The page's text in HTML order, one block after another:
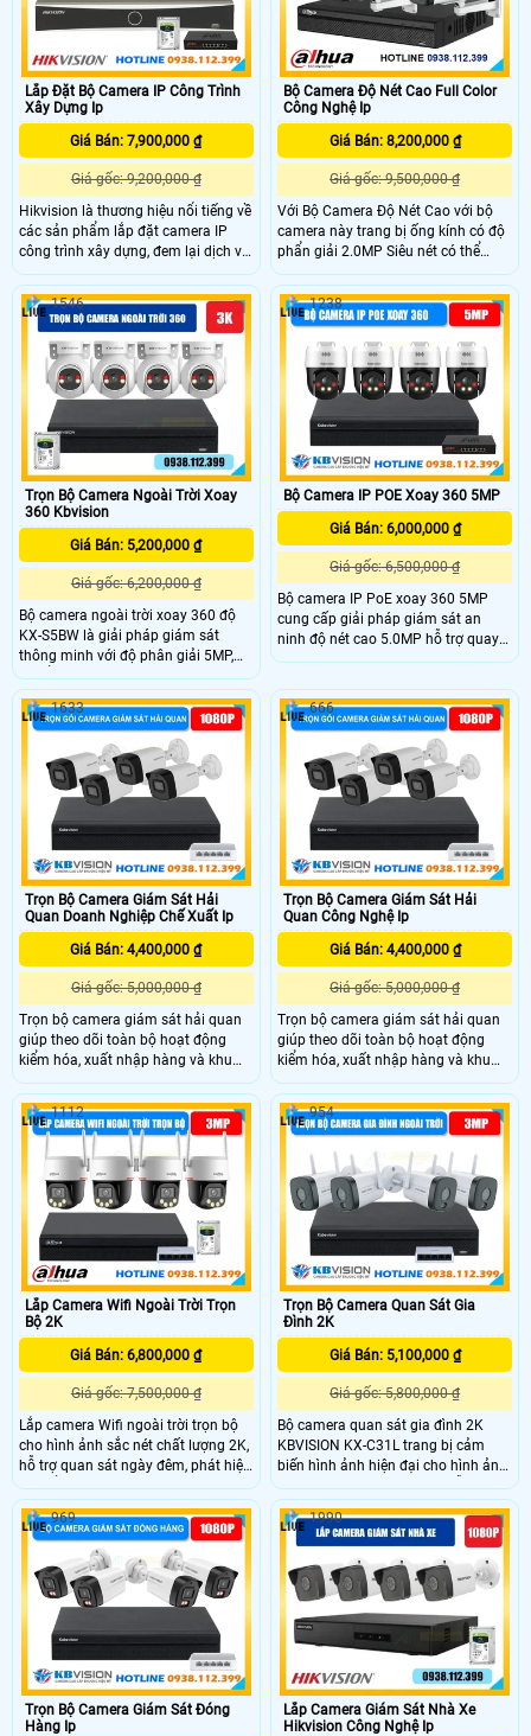
micro để có thể thu được âm thanh
Lắp Đặt Bộ Camera IP Công Trình
Xây Dựng Ip
Giá Bán: 7,900,000 ₫
Giá gốc: 9,200,000 ₫
Hikvision là thương hiệu nổi tiếng về
các sản phẩm lắp đặt camera IP
công trình xây dựng, đem lại dịch vụ
tốt và ứng dụng công nghệ mới. Bộ
camera IP của Hikvision được trang
bị tích hợp khả năng thu âm đáng
quan tâm, giúp người dùng dễ dàng
ghi lại âm thanh trong quá trình
giám sát
Bộ Camera Độ Nét Cao Full Color
Công Nghệ Ip
Giá Bán: 8,200,000 ₫
Giá gốc: 9,500,000 ₫
Với Bộ Camera Độ Nét Cao với bộ
camera này trang bị ống kính có độ
phẩn giải 2.0MP Siêu nét có thể
giám sát được hình ảnh có màu vào
ban đêm với khoảng cách lên đến
50m, sử dụng công nghệ cấp nguồn
qua dây mạng IP POe, đầu ghi lưu
trữ 4 kênh và đã bảo gồm ổ cưng
lưu trữ hình ảnh với dung lượng
500Gb
Trọn Bộ Camera Ngoài Trời Xoay
360 Kbvision
Giá Bán: 5,200,000 ₫
Giá gốc: 6,200,000 ₫
Bộ camera ngoài trời xoay 360 độ
KX-S5BW là giải pháp giám sát
thông minh với độ phân giải 5MP,
chuẩn nén H.265, tiết kiệm dung
lượng lưu trữ. Với ống kính cố định
góc nhìn 78°, đèn LED ánh sáng ấm
và hồng ngoại tầm xa 30m, thiết bị
đảm bảo quan sát ngày đêm. Tích
hợp các tính năng như phát hiện
người, xe, âm thanh bất thường,
cùng đàm thoại hai chiều.
1546
Bộ Camera IP POE Xoay 360 5MP
Giá Bán: 6,000,000 ₫
Giá gốc: 6,500,000 ₫
Bộ camera IP PoE xoay 360 5MP
cung cấp giải pháp giám sát an
ninh độ nét cao 5.0MP hỗ trợ quay
quét linh hoạt, ghi hình ban đêm có
minh và cảnh báo chủ động, công
nghệ PoE giúp lắp đặt gọn gàng, ổn
1238
Trọn Bộ Camera Giám Sát Hải
Quan Doanh Nghiệp Chế Xuất Ip
Giá Bán: 4,400,000 ₫
Giá gốc: 5,000,000 ₫
Trọn bộ camera giám sát hải quan
giúp theo dõi toàn bộ hoạt động
kiểm hóa, xuất nhập hàng và khu
vực kho bãi một cách minh bạch.
Hệ thống camera ghi hình rõ nét
ngày đêm, hỗ trợ lưu trữ và truy xuất
dữ liệu nhanh chóng, giúp cơ quan
quản lý và doanh nghiệp kiểm soát
quy trình hàng hóa hiệu quả.
1633
Trọn Bộ Camera Giám Sát Hải
Quan Công Nghệ Ip
Giá Bán: 4,400,000 ₫
Giá gốc: 5,000,000 ₫
Trọn bộ camera giám sát hải quan
giúp theo dõi toàn bộ hoạt động
kiểm hóa, xuất nhập hàng và khu
vực kho bãi một cách minh bạch.
Hệ thống camera ghi hình rõ nét
ngày đêm, hỗ trợ lưu trữ và truy xuất
dữ liệu nhanh chóng, giúp cơ quan
quản lý và doanh nghiệp kiểm soát
quy trình hàng hóa hiệu quả.
666
Lắp Camera Wifi Ngoài Trời Trọn
Bộ 2K
Giá Bán: 6,800,000 ₫
Giá gốc: 7,500,000 ₫
Lắp camera Wifi ngoài trời trọn bộ
cho hình ảnh sắc nét chất lượng 2K,
hỗ trợ quan sát ngày đêm, phát hiện
chuyển động thông minh và đàm
thoại hai chiều. Trọn bộ camera
ngoài trời dễ lắp đặt, kết nối ổn định,
giúp người dùng theo dõi từ xa tiện
1112
Trọn Bộ Camera Quan Sát Gia
Đình 2K
Giá Bán: 5,100,000 ₫
Giá gốc: 5,800,000 ₫
Bộ camera quan sát gia đình 2K
KBVISION KX-C31L trang bị cảm
biến hình ảnh hiện đại cho hình ảnh
độ phân giải 3MP sắc nét, hỗ trợ ghi
hình ban đêm có màu, phát hiện
con người và phương tiện thông
minh, cùng tính năng đàm thoại hai
chiều và báo động còi hú, giúp bảo
vệ không gian sống an toàn 24/7
phù hợp cho mọi gia đình.
954
Trọn Bộ Camera Giám Sát Đóng
Hàng Ip
969
Lắp Camera Giám Sát Nhà Xe
Hikvision Công Nghệ Ip
1990